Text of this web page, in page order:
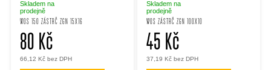
WOS 150 ZÁSTRČ ZGN 15X16
Skladem na
prodejně
66,12 Kč bez DPH
80 Kč
WOS ZÁSTRČ ZGN 100X10
Skladem na
prodejně
37,19 Kč bez DPH
45 Kč